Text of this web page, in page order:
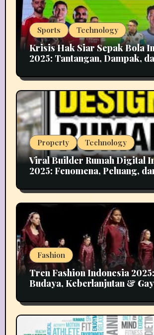
Sports Technology
Krisis Hak Siar Sepak Bola
2025: Tantangan, Dampak,
Property Technology
Viral Builder Rumah Digital
2025: Fenomena, Peluang,
Fashion
Tren Fashion Indonesia
Budaya, Keberlanjutan &